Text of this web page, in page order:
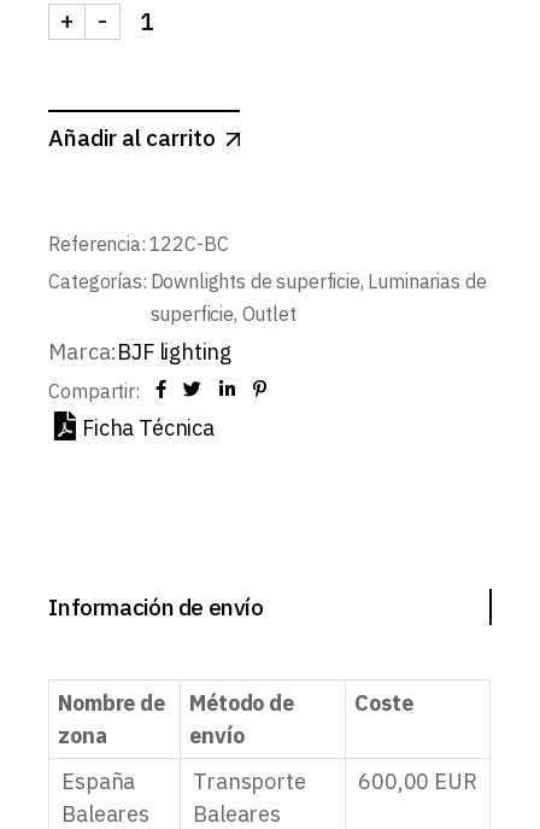
DOWNLIGHT LED SUPERFICIE BLANCO MATE
-
+
Añadir al carrito
Referencia: 122C-BC
Categorías: Downlights de superficie, Luminarias de
superficie, Outlet
Marca:BJF lighting
Compartir:
Ficha Técnica
Información de envío
Nombre de
zona
Método de
envío
Coste
España
Baleares
Transporte
Baleares
600,00 EUR